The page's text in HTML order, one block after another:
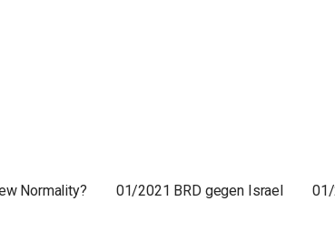
Normality? 01/2021 BRD gegen Israel 01/